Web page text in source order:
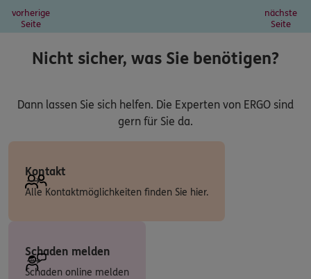
vorherige
Seite
nächste
Seite
Nicht sicher, was Sie benötigen?
Dann lassen Sie sich helfen. Die Experten von ERGO sind
gern für Sie da.
Kontakt
Alle Kontaktmöglichkeiten finden Sie hier.
Schaden melden
Schaden online melden